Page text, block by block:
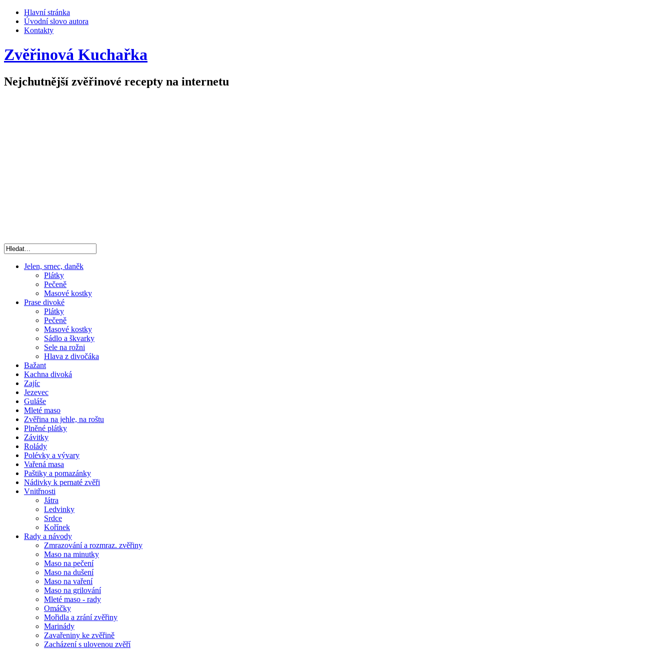
Hlavní stránka
Úvodní slovo autora
Kontakty
Zvěřinová Kuchařka
Nejchutnější zvěřinové recepty na internetu
Jelen, srnec, daněk
Plátky
Pečeně
Masové kostky
Prase divoké
Plátky
Pečeně
Masové kostky
Sádlo a škvarky
Sele na rožni
Hlava z divočáka
Bažant
Kachna divoká
Zajíc
Jezevec
Guláše
Mleté maso
Zvěřina na jehle, na roštu
Plněné plátky
Závitky
Rolády
Polévky a vývary
Vařená masa
Paštiky a pomazánky
Nádivky k pernaté zvěři
Vnitřnosti
Játra
Ledvinky
Srdce
Kořínek
Rady a návody
Zmrazování a rozmraz. zvěřiny
Maso na minutky
Maso na pečení
Maso na dušení
Maso na vaření
Maso na grilování
Mleté maso - rady
Omáčky
Mořidla a zrání zvěřiny
Marinády
Zavařeniny ke zvěřině
Zacházení s ulovenou zvěří